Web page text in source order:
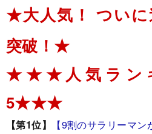
★大人気！ ついに
突破！★
★★★人気ラン
5★★★
【第1位】
【9割のサラリーマ